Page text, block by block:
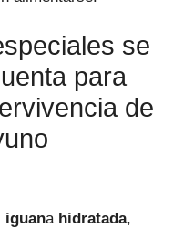
se
para
de
iguana hidratada,